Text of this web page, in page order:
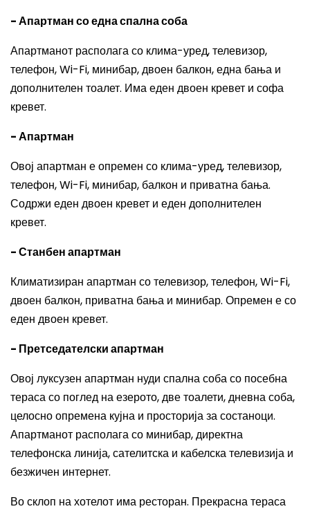
- Апартман со една спална соба
Апартманот располага со клима-уред, телевизор,
телефон, Wi-Fi, минибар, двоен балкон, една бања и
дополнителен тоалет. Има еден двоен кревет и софа
кревет.
- Апартман
Овој апартман е опремен со клима-уред, телевизор,
телефон, Wi-Fi, минибар, балкон и приватна бања.
Содржи еден двоен кревет и еден дополнителен
кревет.
- Станбен апартман
Климатизиран апартман со телевизор, телефон, Wi-Fi,
двоен балкон, приватна бања и минибар. Опремен е со
еден двоен кревет.
- Претседателски апартман
Овој луксузен апартман нуди спална соба со посебна
тераса со поглед на езерото, две тоалети, дневна соба,
целосно опремена кујна и просторија за состаноци.
Апартманот располага со минибар, директна
телефонска линија, сателитска и кабелска телевизија и
безжичен интернет.
Во склоп на хотелот има ресторан. Прекрасна тераса